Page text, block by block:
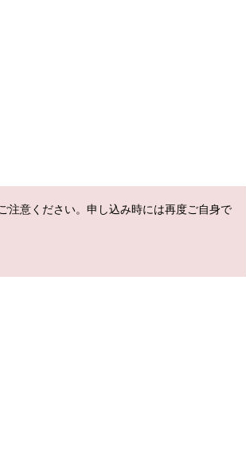
注意ください。申し込み時には再度ご自身で